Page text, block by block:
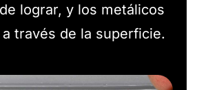
lograr, y los metálicos
través de la superficie.